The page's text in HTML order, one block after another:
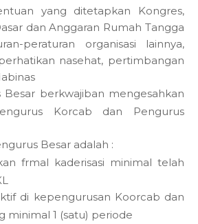
yang ditetapkan Kongres,
dan Anggaran Rumah Tangga
peraturan organisasi lainnya,
nasehat, pertimbangan
Besar berkwajiban mengesahkan
Korcab dan Pengurus
Besar adalah :
frmal kaderisasi minimal telah
di kepengurusan Koorcab dan
minimal 1 (satu) periode